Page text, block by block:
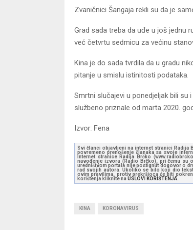
Zvaničnici Šangaja rekli su da je
Grad sada treba da uđe u još jednu
već četvrtu sedmicu za većinu
Kina je do sada tvrdila da u gradu
pitanje u smislu istinitosti podataka.
Smrtni slučajevi u ponedjeljak bili
službeno priznale od marta 2020.
Izvor: Fena
Svi članci objavljeni na internet stranici Radija
povremeno prenošenje članaka sa svoje
Internet stranice Radija Brčko
navođenje izvora (Radio Brčko), pri čemu su
uredništvom portala nije postignut dogovor o
rad svojih autora. Ukoliko se bilo koji dio
ovim pravilima, protiv prekršioca će biti
korištenja kliknite na USLOVI KORIŠTENJA.
KINA KORONAVIRUS